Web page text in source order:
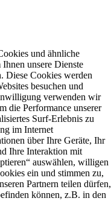
und ähnliche
unsere Dienste
Diese Cookies werden
besuchen und
verwenden wir
die Performance unserer
Surf-Erlebnis zu
im Internet
über Ihre Geräte, Ihr
Ihre Interaktion mit
auswählen, willigen
ein und stimmen zu,
Partnern teilen dürfen,
können, z.B. in den